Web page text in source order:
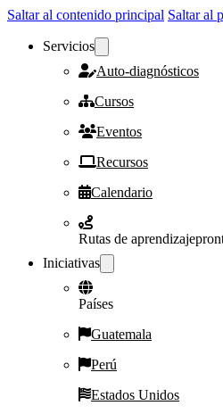
Saltar al contenido principal Saltar al
Servicios
Auto-diagnósticos
Cursos
Eventos
Recursos
Calendario
Rutas de aprendizaje
Iniciativas
Países
Guatemala
Perú
Estados Unidos